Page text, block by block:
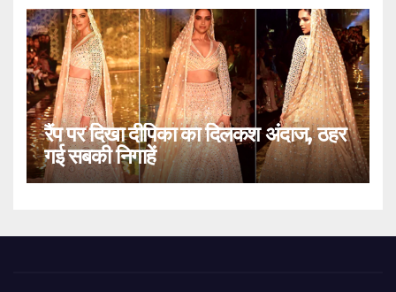
रैंप पर दिखा दीपिका का दिलकश अंदाज, ठहर
गई सबकी निगाहें